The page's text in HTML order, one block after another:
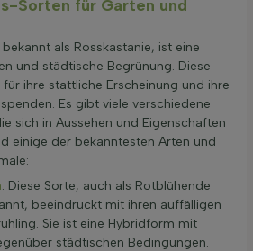
Sorten für Garten und
als Rosskastanie, ist eine
und städtische Begrünung. Diese
ihre stattliche Erscheinung und ihre
Es gibt viele verschiedene
sich in Aussehen und Eigenschaften
einige der bekanntesten Arten und
: Diese Sorte, auch als Rotblühende
beeindruckt mit ihren auffälligen
Sie ist eine Hybridform mit
städtischen Bedingungen.